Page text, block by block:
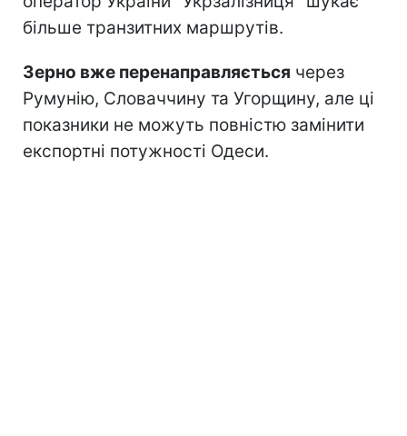
більше транзитних маршрутів.
Зерно вже перенаправляється через
Румунію, Словаччину та Угорщину, але ці
показники не можуть повністю замінити
експортні потужності Одеси.